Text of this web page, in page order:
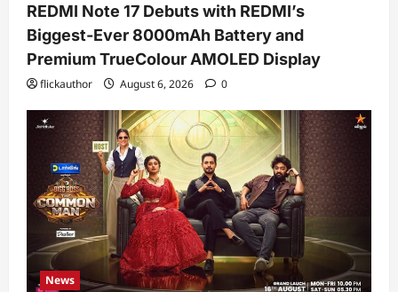
REDMI Note 17 Debuts with REDMI’s
Biggest-Ever 8000mAh Battery and
Premium TrueColour AMOLED Display
flickauthor August 6, 2026 0
News